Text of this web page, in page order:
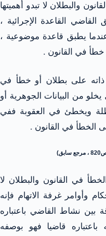
والبطلان لا تبدو أهميتها
القاضي القاعدة الإجرائية ،
يطبق قاعدة موضوعية ،
خطأ في القانون .
على بطلان أو خطأ في
من البيانات الجوهرية أو
ويخطئ في العقوبة ففي
الخطأ في القانون .
في القانون والبطلان لا
وأوامر غرفة الاتهام فإنه
بين نشاط القاضي باعتباره
قاضيا فهو بوصفه